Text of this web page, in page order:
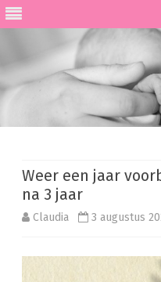
Weer een jaar
na 3 jaar
Claudia 3 augustus